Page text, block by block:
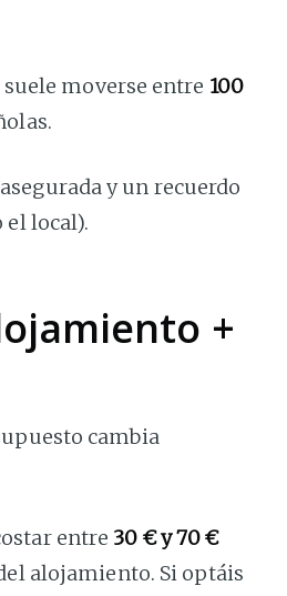
moverse entre 100
y un recuerdo
local).
+
cambia
entre 30 € y 70 €
alojamiento. Si optáis